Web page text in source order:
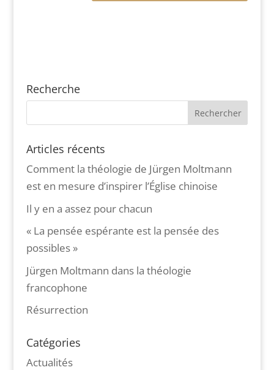
Recherche
Articles récents
Comment la théologie de Jürgen Moltmann
est en mesure d’inspirer l’Église chinoise
Il y en a assez pour chacun
« La pensée espérante est la pensée des
possibles »
Jürgen Moltmann dans la théologie
francophone
Résurrection
Catégories
Actualités